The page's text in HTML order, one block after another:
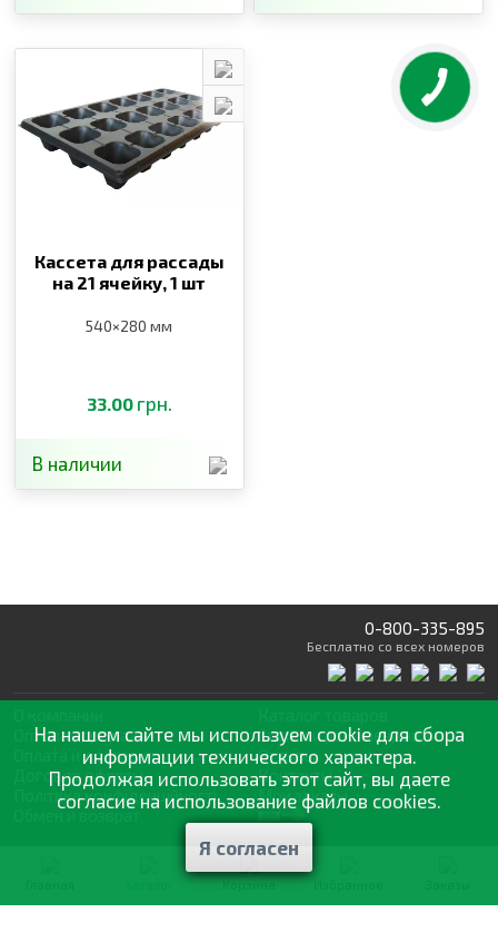
Кассета для рассады
на 21 ячейку,1 шт
540×280 мм
33.00 грн.
В наличии
0-800-335-895
Бесплатно со всех номеров
Оптовая продажа
Оплата и доставка
Договор оферты
Політика конфіденційності
Обмен и возврат
Статьии рекомендации
Отзывы
Контакты
Мои заказы
наилучшее для вашего урожая
Корзина
На нашем сайте мы используем cookie для сбора
информации технического характера.
Продолжая использовать этот сайт, вы даете
согласие на использование файлов cookies.
Я согласен